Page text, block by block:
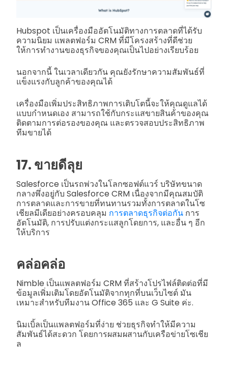
Hubspot เป็นเครื่องมืออัตโนมัติทางการตลาดที่ได้รับ
ความนิยม แพลตฟอร์ม CRM ที่มีโครงสร้างที่ดีช่วย
ให้การทำงานของธุรกิจของคุณเป็นไปอย่างเรียบร้อย
นอกจากนี้ ในเวลาเดียวกัน คุณยังรักษาความสัมพันธ์ที่
แข็งแรงกับลูกค้าของคุณได้
เครื่องมือเพิ่มประสิทธิภาพการเติบโตนี้จะให้คุณดูแลได้
แบบกำหนดเอง สามารถใช้กับกระแสขายสินค้าของคุณ
ติดตามการต่อรองของคุณ และตรวจสอบประสิทธิภาพ
ทีมขายได้
17. ขายดีลุย
Salesforce เป็นรถพ่วงในโลกซอฟต์แวร์ บริษัทขนาด
กลางพึ่งอยู่กับ Salesforce CRM เนื่องจากมีคุณสมบัติ
การตลาดและการขายที่ทนทานรวมทั้งการตลาดในโซ
เชียลมีเดียอย่างครอบคลุม การตลาดธุรกิจต่อกัน การ
อัตโนมัติ, การปรับแต่งกระแสลูกโดยการ, และอื่น ๆ อีก
ให้บริการ
คล่อคล่อ
Nimble เป็นแพลตฟอร์ม CRM ที่สร้างโปรไฟล์ติดต่อที่มี
ข้อมูลเพิ่มเติมโดยอัตโนมัติจากทุกที่บนเว็บไซต์ มัน
เหมาะสำหรับทีมงาน Office 365 และ G Suite ค่ะ.
นิมเบิ้ลเป็นแพลตฟอร์มที่ง่าย ช่วยธุรกิจทำให้มีความ
สัมพันธ์ได้สะดวก โดยการผสมผสานกับเครือข่ายโซเชีย
ล